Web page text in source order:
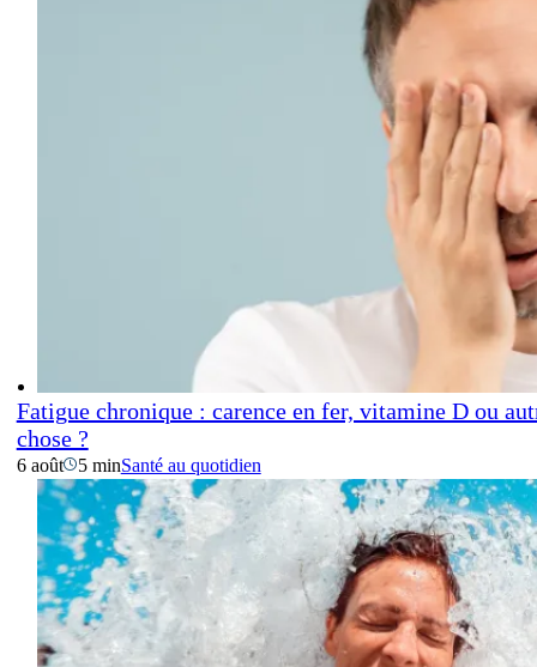
Fatigue chronique : carence en fer, vitamine D ou
chose ?
6 août 5 minSanté au quotidien